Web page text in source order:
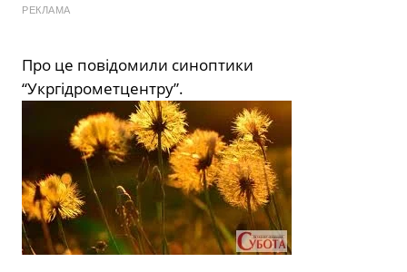
РЕКЛАМА
Про це повідомили синоптики
“Укргідрометцентру”.